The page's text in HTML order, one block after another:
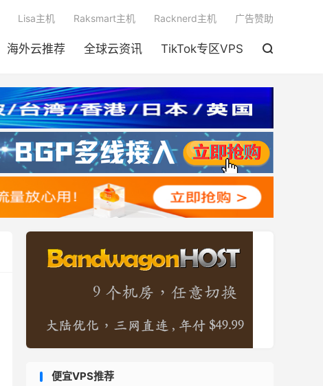
海外云推荐 全球云资讯 TikTok专区VPS 
Lisa主机 Raksmart主机 Racknerd主机 广告赞助
便宜VPS推荐